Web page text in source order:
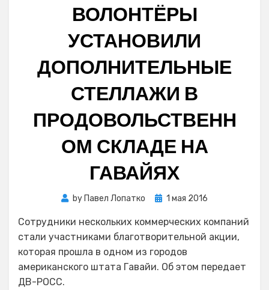
ВОЛОНТЁРЫ
УСТАНОВИЛИ
ДОПОЛНИТЕЛЬНЫЕ
СТЕЛЛАЖИ В
ПРОДОВОЛЬСТВЕНН
ОМ СКЛАДЕ НА
ГАВАЙЯХ
by Павел Лопатко
Posted
1 мая 2016
Сотрудники нескольких коммерческих компаний
стали участниками благотворительной акции,
которая прошла в одном из городов
американского штата Гавайи. Об этом передает
ДВ-РОСС.